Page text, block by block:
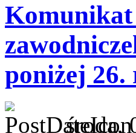
Komunikat
poniżej
środa,